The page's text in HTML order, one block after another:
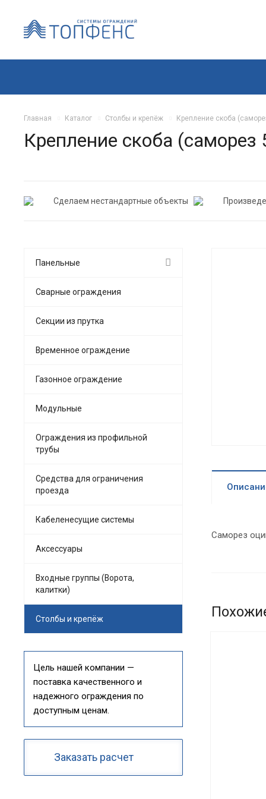
Главная Каталог Столбы и крепёж Крепление скоба
Крепление скоба (саморез
Сделаем нестандартные объекты
Саморез
Панельные
Сварные ограждения
Секции из прутка
Временное ограждение
Газонное ограждение
Модульные
Ограждения из профильной
трубы
Средства для ограничения
проезда
Кабеленесущие системы
Аксессуары
Входные группы (Ворота,
калитки)
Столбы и крепёж
Цель нашей компании —
поставка качественного и
надежного ограждения по
доступным ценам.
Заказать расчет